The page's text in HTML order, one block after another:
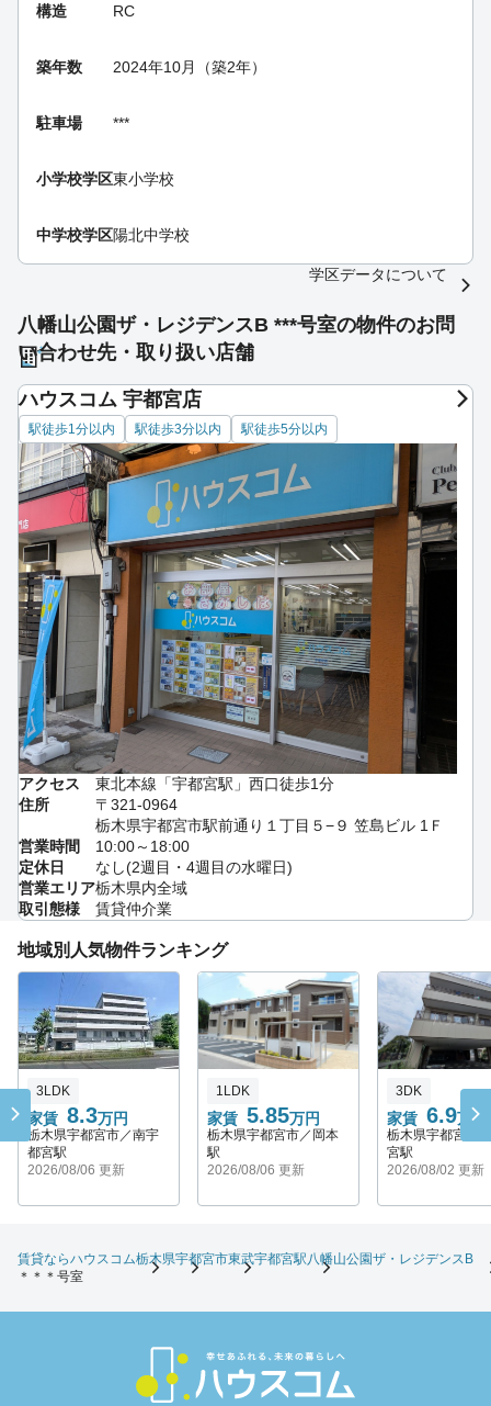
構造 RC
築年数 2024年10月（築2年）
駐車場 ***
小学校学区東小学校
中学校学区陽北中学校
学区データについて
八幡山公園ザ・レジデンスB ***号室の物件のお問
い合わせ先・取り扱い店舗
ハウスコム 宇都宮店
駅徒歩1分以内 駅徒歩3分以内 駅徒歩5分以内
アクセス
東北本線「宇都宮駅」西口徒歩1分
住所
〒321-0964
栃木県宇都宮市駅前通り１丁目５−９ 笠島ビル 1Ｆ
営業時間
10:00～18:00
定休日
なし(2週目・4週目の水曜日)
営業エリア栃木県内全域
取引態様
賃貸仲介業
地域別人気物件ランキング
家賃 8.3万円
3LDK
栃木県宇都宮市／南宇
都宮駅
2026/08/06 更新
家賃 5.85万円
1LDK
栃木県宇都宮市／岡本
駅
2026/08/06 更新
家賃 6.9万円
3DK
栃木県宇都宮市
宮駅
2026/08/02 更新
賃貸ならハウスコム栃木県宇都宮市東武宇都宮駅 八幡山公園ザ・レジデンスB
＊＊＊号室